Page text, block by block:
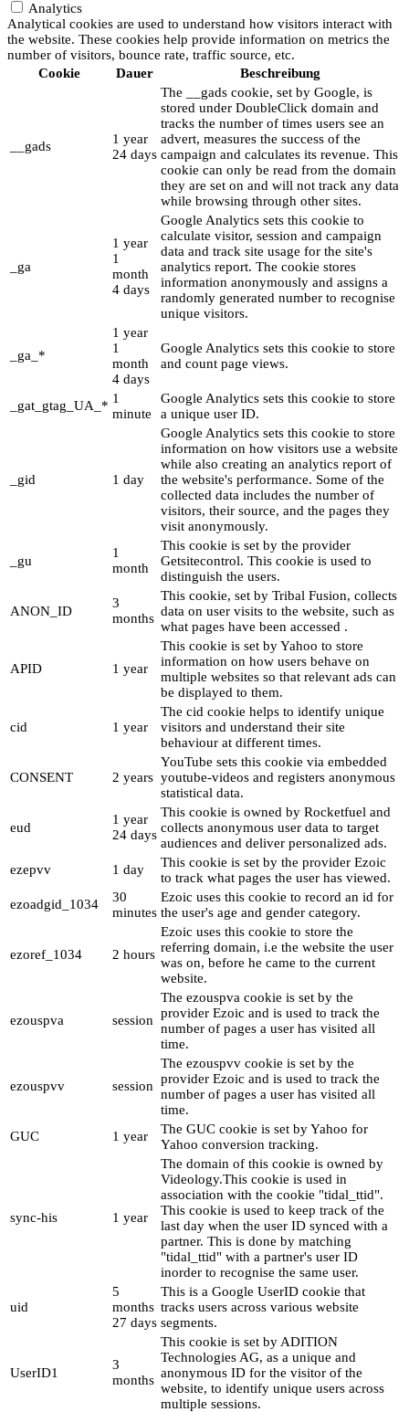
Analytics
Analytical cookies are used to understand how visitors interact with
the website. These cookies help provide information on metrics the
number of visitors, bounce rate, traffic source, etc.
Cookie
Dauer Beschreibung
__gads
1 year
24 days
The __gads cookie, set by Google, is
stored under DoubleClick domain and
tracks the number of times users see an
advert, measures the success of the
campaign and calculates its revenue. This
cookie can only be read from the domain
they are set on and will not track any data
while browsing through other sites.
_ga
1 year
1
month
4 days
Google Analytics sets this cookie to
calculate visitor, session and campaign
data and track site usage for the site's
analytics report. The cookie stores
information anonymously and assigns a
randomly generated number to recognise
unique visitors.
_ga_*
1 year
1
month
4 days
Google Analytics sets this cookie to store
and count page views.
_gat_gtag_UA_* 1
minute
Google Analytics sets this cookie to store
a unique user ID.
_gid 1 day
Google Analytics sets this cookie to store
information on how visitors use a website
while also creating an analytics report of
the website's performance. Some of the
collected data includes the number of
visitors, their source, and the pages they
visit anonymously.
_gu
1
month
This cookie is set by the provider
Getsitecontrol. This cookie is used to
distinguish the users.
ANON_ID
3
months
This cookie, set by Tribal Fusion, collects
data on user visits to the website, such as
what pages have been accessed .
APID 1 year
This cookie is set by Yahoo to store
information on how users behave on
multiple websites so that relevant ads can
be displayed to them.
cid 1 year
The cid cookie helps to identify unique
visitors and understand their site
behaviour at different times.
CONSENT 2 years
YouTube sets this cookie via embedded
youtube-videos and registers anonymous
statistical data.
eud
1 year
24 days
This cookie is owned by Rocketfuel and
collects anonymous user data to target
audiences and deliver personalized ads.
ezepvv
1 day
This cookie is set by the provider Ezoic
to track what pages the user has viewed.
ezoadgid_1034
30
minutes
Ezoic uses this cookie to record an id for
the user's age and gender category.
ezoref_1034 2 hours
Ezoic uses this cookie to store the
referring domain, i.e the website the user
was on, before he came to the current
website.
ezouspva session
The ezouspva cookie is set by the
provider Ezoic and is used to track the
number of pages a user has visited all
time.
ezouspvv session
The ezouspvv cookie is set by the
provider Ezoic and is used to track the
number of pages a user has visited all
time.
GUC
1 year
The GUC cookie is set by Yahoo for
Yahoo conversion tracking.
sync-his 1 year
The domain of this cookie is owned by
Videology.This cookie is used in
association with the cookie "tidal_ttid".
This cookie is used to keep track of the
last day when the user ID synced with a
partner. This is done by matching
"tidal_ttid" with a partner's user ID
inorder to recognise the same user.
uid
5
months
27 days
This is a Google UserID cookie that
tracks users across various website
segments.
UserID1
3
months
This cookie is set by ADITION
Technologies AG, as a unique and
anonymous ID for the visitor of the
website, to identify unique users across
multiple sessions.